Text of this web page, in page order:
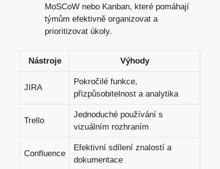
MoSCoW nebo Kanban, které pomáhají
týmům efektivně organizovat a
prioritizovat úkoly.
Nástroje Výhody
JIRA
Pokročilé funkce,
přizpůsobitelnost a analytika
Trello
Jednoduché používání s
vizuálním rozhraním
Confluence
Efektivní sdílení znalostí a
dokumentace